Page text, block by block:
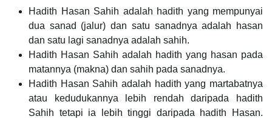
Hadith Hasan Sahih adalah hadith yang mempunyai
dua sanad (jalur) dan satu sanadnya adalah hasan
dan satu lagi sanadnya adalah sahih.
Hadith Hasan Sahih adalah hadith yang hasan pada
matannya (makna) dan sahih pada sanadnya.
Hadith Hasan Sahih adalah hadith yang martabatnya
atau kedudukannya lebih rendah daripada hadith
Sahih tetapi ia lebih tinggi daripada hadith Hasan.